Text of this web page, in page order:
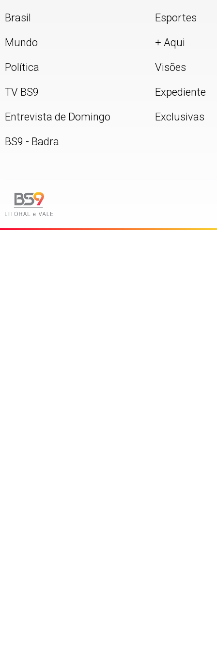
Brasil
Mundo
Política
TV BS9
Entrevista de Domingo
BS9 - Badra
Esportes
+ Aqui
Visões
Expediente
Exclusivas